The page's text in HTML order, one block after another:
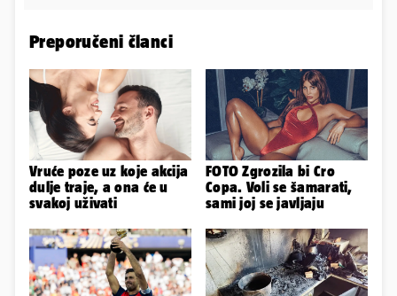
Preporučeni članci
Vruće poze uz koje akcija
dulje traje, a ona će u
svakoj uživati
FOTO Zgrozila bi Cro
Copa. Voli se šamarati,
sami joj se javljaju